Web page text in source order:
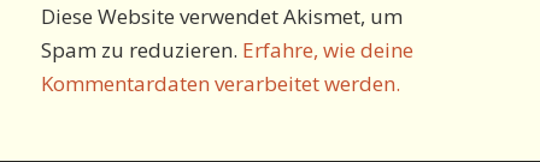
Diese Website verwendet Akismet, um
Spam zu reduzieren. Erfahre, wie deine
Kommentardaten verarbeitet werden.